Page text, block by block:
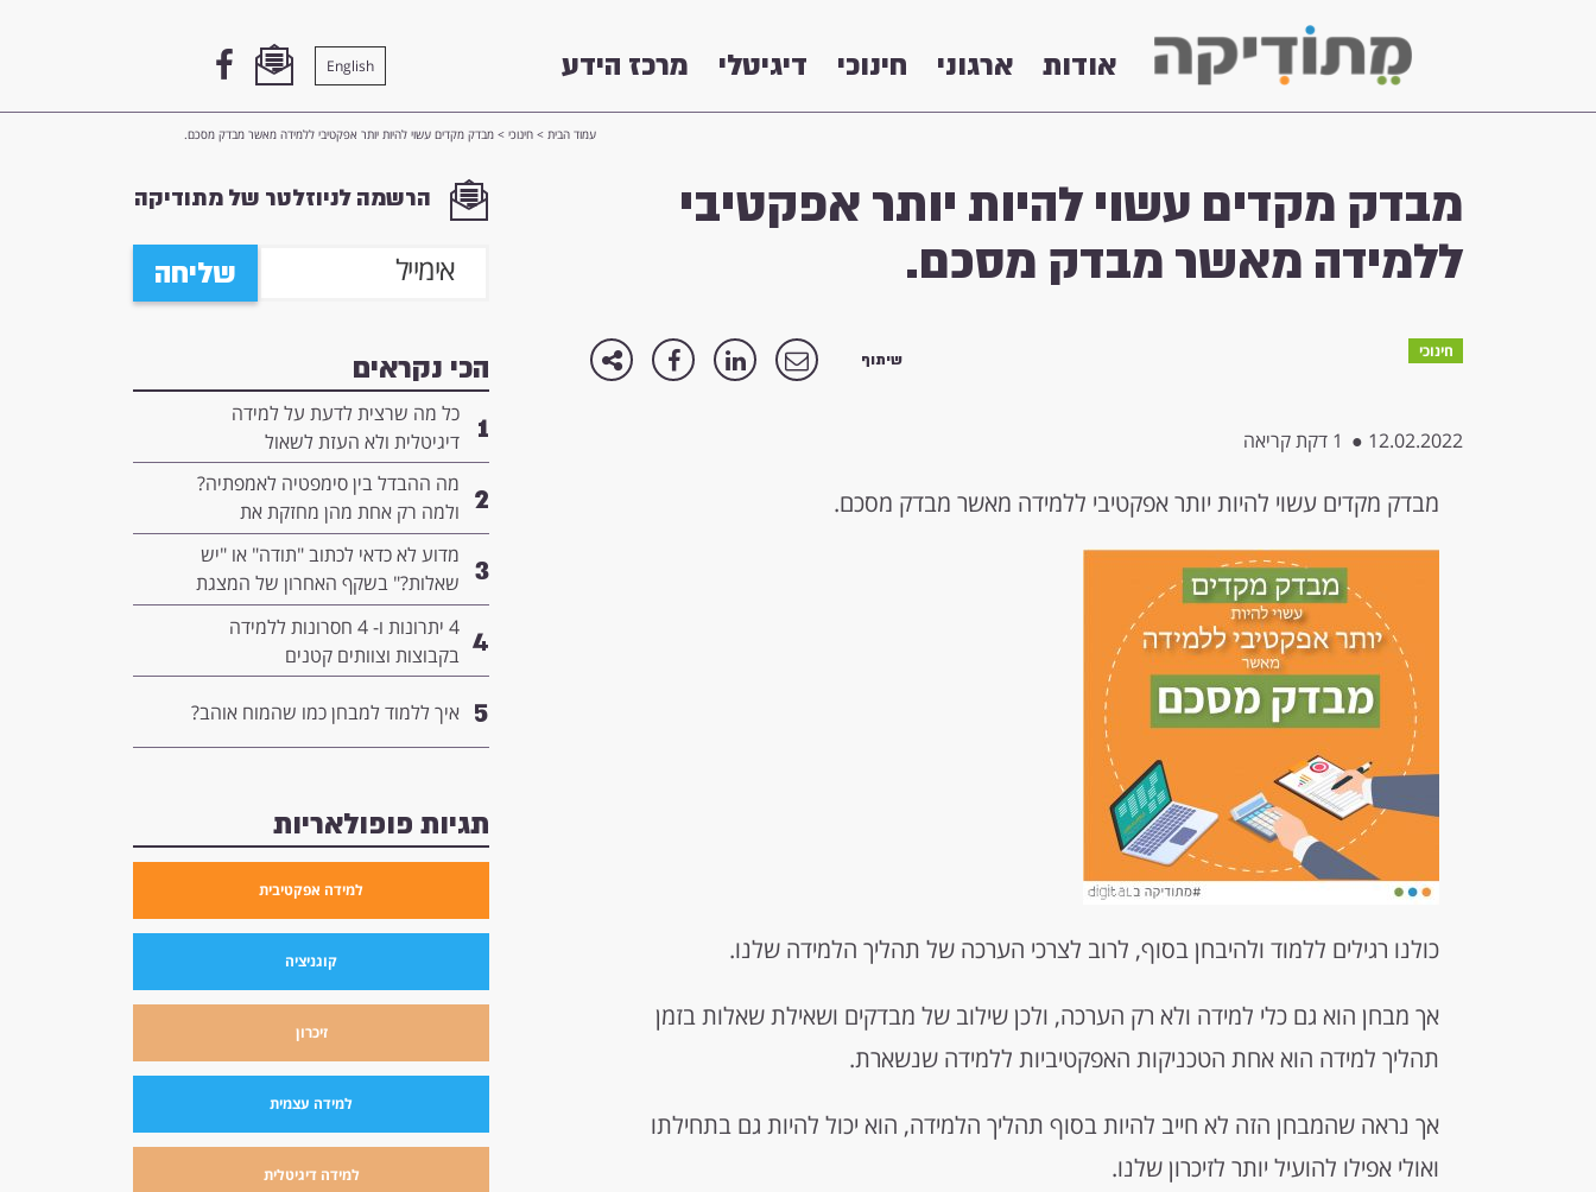
אודות ארגוני חינוכי דיגיטלי מרכז הידע English
עמוד הבית >חינוכי >מבדק מקדים עשוי להיות יותר אפקטיבי ללמידה מאשר מבדק מסכם.
מבדק מקדים עשוי להיות יותר אפקטיבי
ללמידה מאשר מבדק מסכם.
חינוכי שיתוף
12.02.2022
● 1 דקת קריאה
מבדק מקדים עשוי להיות יותר אפקטיבי ללמידה מאשר מבדק מסכם.
כולנו רגילים ללמוד ולהיבחן בסוף, לרוב לצרכי הערכה של תהליך הלמידה שלנו.
אך מבחן הוא גם כלי למידה ולא רק הערכה, ולכן שילוב של מבדקים ושאילת שאלות בזמן
תהליך למידה הוא אחת הטכניקות האפקטיביות ללמידה שנשארת.
אך נראה שהמבחן הזה לא חייב להיות בסוף תהליך הלמידה, הוא יכול להיות גם בתחילתו
ואולי אפילו להועיל יותר לזיכרון שלנו.
הרשמה לניוזלטר של מתודיקה
שליחה
הכי נקראים
1
כל מה שרצית לדעת על למידה
דיגיטלית ולא העזת לשאול
2
מה ההבדל בין סימפטיה לאמפתיה?
ולמה רק אחת מהן מחזקת את
המנהיגות שלך
3
מדוע לא כדאי לכתוב "תודה" או "יש
שאלות?" בשקף האחרון של המצגת
שלך- ומה כדאי לשים שם במקום?
4
4 יתרונות ו- 4 חסרונות ללמידה
בקבוצות וצוותים קטנים
5 איך ללמוד למבחן כמו שהמוח אוהב?
תגיות פופולאריות
למידה אפקטיבית
קוגניציה
זיכרון
למידה עצמית
למידה דיגיטלית